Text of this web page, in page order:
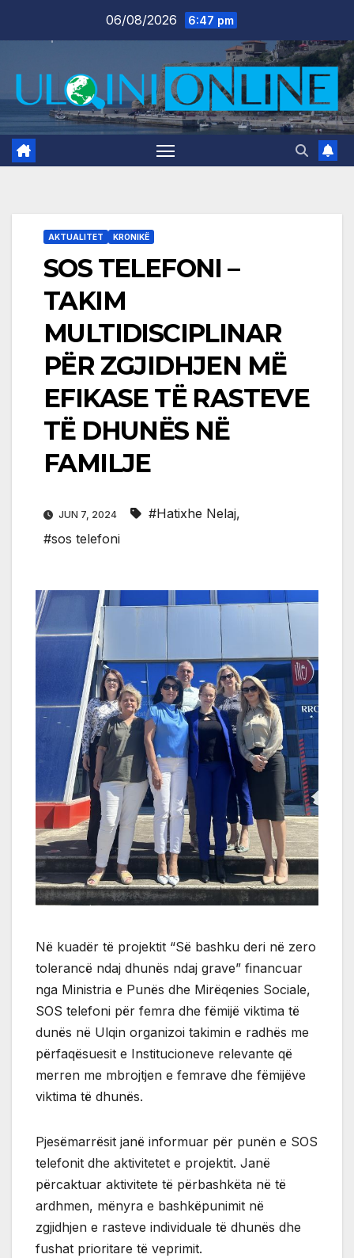
06/08/2026 6:47 pm
AKTUALITET KRONIKË
SOS TELEFONI –
TAKIM
MULTIDISCIPLINAR
PËR ZGJIDHJEN MË
EFIKASE TË RASTEVE
TË DHUNËS NË
FAMILJE
JUN 7, 2024 #Hatixhe Nelaj,
#sos telefoni
Në kuadër të projektit “Së bashku deri në zero
tolerancë ndaj dhunës ndaj grave” financuar
nga Ministria e Punës dhe Mirëqenies Sociale,
SOS telefoni për femra dhe fëmijë viktima të
dunës në Ulqin organizoi takimin e radhës me
përfaqësuesit e Institucioneve relevante që
merren me mbrojtjen e femrave dhe fëmijëve
viktima të dhunës.
Pjesëmarrësit janë informuar për punën e SOS
telefonit dhe aktivitetet e projektit. Janë
përcaktuar aktivitete të përbashkëta në të
ardhmen, mënyra e bashkëpunimit në
zgjidhjen e rasteve individuale të dhunës dhe
fushat prioritare të veprimit.